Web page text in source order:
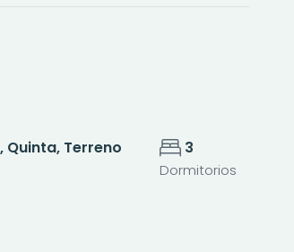
Quinta, Terreno 3
Dormitorios